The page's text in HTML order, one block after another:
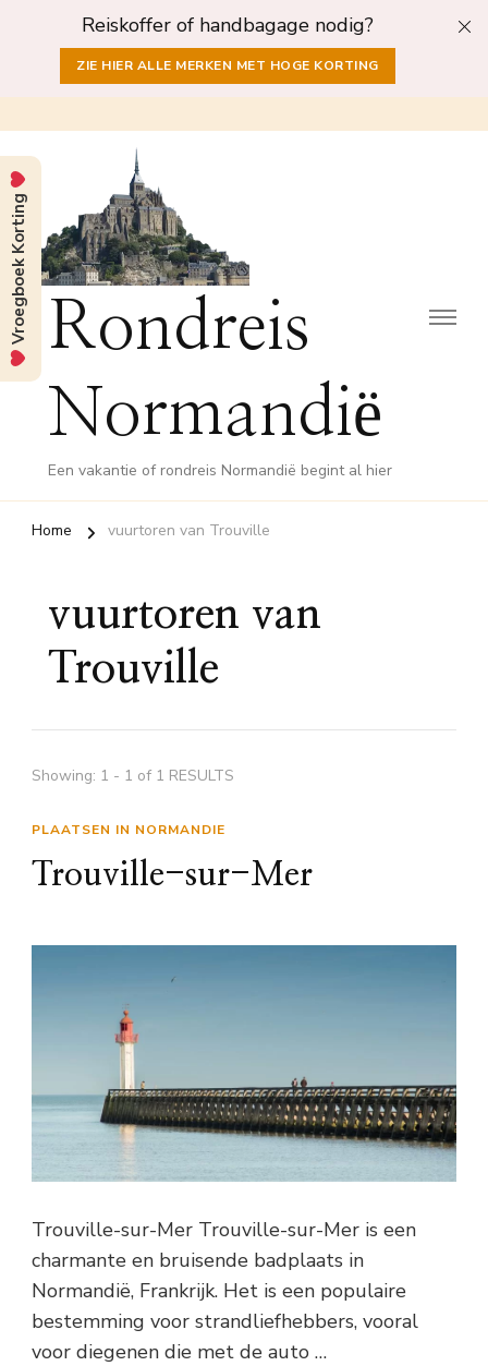
Reiskoffer of handbagage nodig?
ZIE HIER ALLE MERKEN MET HOGE KORTING
Rondreis
Normandië
Een vakantie of rondreis Normandië begint al hier
Home vuurtoren van Trouville
vuurtoren van
Trouville
Showing: 1 - 1 of 1 RESULTS
PLAATSEN IN NORMANDIE
Trouville-sur-Mer
Trouville-sur-Mer Trouville-sur-Mer is een
charmante en bruisende badplaats in
Normandië, Frankrijk. Het is een populaire
bestemming voor strandliefhebbers, vooral
voor diegenen die met de auto …
Vroegboek Korting